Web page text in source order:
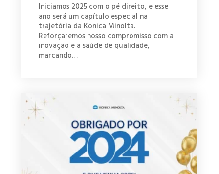
Iniciamos 2025 com o pé direito, e esse
ano será um capítulo especial na
trajetória da Konica Minolta.
Reforçaremos nosso compromisso com a
inovação e a saúde de qualidade,
marcando…